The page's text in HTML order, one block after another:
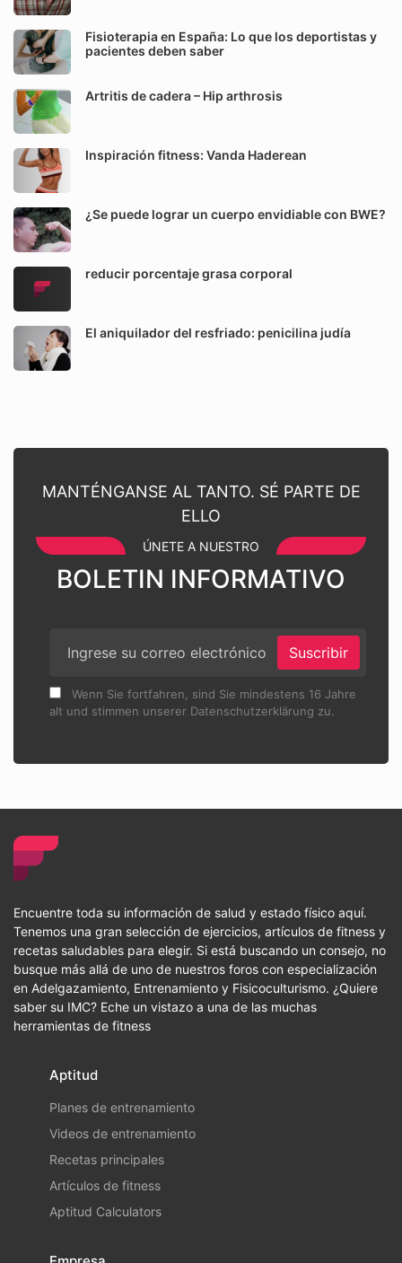
Fisioterapia en España: Lo que los deportistas y
pacientes deben saber
Artritis de cadera – Hip arthrosis
Inspiración fitness: Vanda Haderean
¿Se puede lograr un cuerpo envidiable con BWE?
reducir porcentaje grasa corporal
El aniquilador del resfriado: penicilina judía
MANTÉNGANSE AL TANTO. SÉ PARTE DE
ELLO
ÚNETE A NUESTRO
BOLETIN INFORMATIVO
Suscribir
Wenn Sie fortfahren, sind Sie mindestens 16 Jahre
alt und stimmen unserer Datenschutzerklärung zu.
Encuentre toda su información de salud y estado físico aquí.
Tenemos una gran selección de ejercicios, artículos de fitness y
recetas saludables para elegir. Si está buscando un consejo, no
busque más allá de uno de nuestros foros con especialización
en Adelgazamiento, Entrenamiento y Fisicoculturismo. ¿Quiere
saber su IMC? Eche un vistazo a una de las muchas
herramientas de fitness
Aptitud
Planes de entrenamiento
Videos de entrenamiento
Recetas principales
Artículos de fitness
Aptitud Calculators